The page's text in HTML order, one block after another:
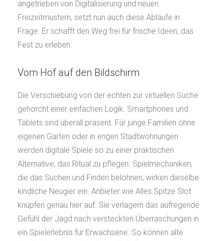
angetrieben von Digitalisierung und neuen
Freizeitmustern, setzt nun auch diese Abläufe in
Frage. Er schafft den Weg frei für frische Ideen, das
Fest zu erleben.
Vom Hof auf den Bildschirm
Die Verschiebung von der echten zur virtuellen Suche
gehorcht einer einfachen Logik. Smartphones und
Tablets sind überall präsent. Für junge Familien ohne
eigenen Garten oder in engen Stadtwohnungen
werden digitale Spiele so zu einer praktischen
Alternative, das Ritual zu pflegen. Spielmechaniken,
die das Suchen und Finden belohnen, wirken dieselbe
kindliche Neugier ein. Anbieter wie Alles Spitze Slot
knüpfen genau hier auf. Sie verlagern das aufregende
Gefühl der Jagd nach versteckten Überraschungen in
ein Spielerlebnis für Erwachsene. So können alte